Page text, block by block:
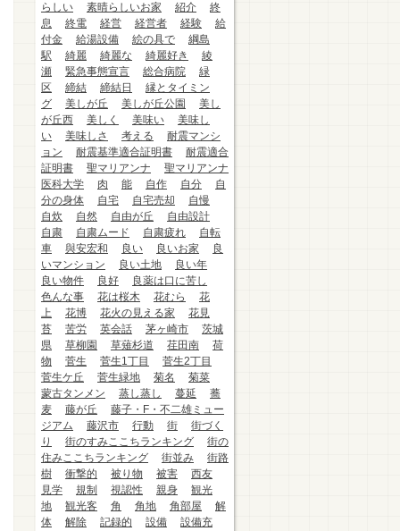
らしい
素晴らしいお家 紹介
終
息
終電 経営 経営者 経験
給
付金
給湯設備 絵の具で
綱島
駅
綺麗 綺麗な 綺麗好き
綾
瀬
緊急事態宣言 総合病院
緑
区
締結 締結日
縁とタイミン
グ
美しが丘 美しが丘公園
美し
が丘西
美しく 美味い
美味し
い
美味しさ 考える
耐震マンシ
ョン
耐震基準適合証明書
耐震適合
証明書
聖マリアンナ
聖マリアンナ
医科大学
肉 能 自作 自分
自
分の身体
自宅 自宅売却
自慢
自炊
自然 自由が丘
自由設計
自粛
自粛ムード 自粛疲れ
自転
車
與安宏和 良い 良いお家
良
いマンション
良い土地
良い年
良い物件
良好
良薬は口に苦し
色んな事
花は桜木 花むら
花
上
花博 花火の見える家
花見
苔
苦労 英会話 茅ヶ崎市
茨城
県
草柳園 草薙杉道 荏田南
荷
物
菅生 菅生1丁目
菅生2丁目
菅生ケ丘
菅生緑地 菊名
菊菜
蒙古タンメン
蒸し蒸し 蔓延
蕎
麦
藤が丘
藤子・F・不二雄ミュー
ジアム
藤沢市 行動 街
街づく
り
街のすみここちランキング
街の
住みここちランキング
街並み
街路
樹
衝撃的 被り物 被害
西友
見学
規制 視認性 親身
観光
地
観光客 角 角地 角部屋
解
体
解除 記録的 設備
設備充